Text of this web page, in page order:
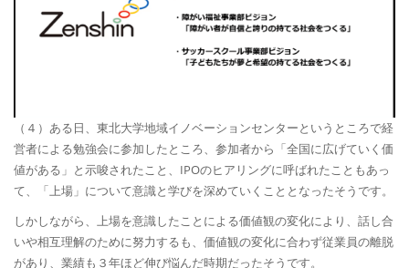
（４）ある日、東北大学地域イノベーションセンターというところで経
営者による勉強会に参加したところ、参加者から「全国に広げていく価
値がある」と示唆されたこと、IPOのヒアリングに呼ばれたこともあっ
て、「上場」について意識と学びを深めていくこととなったそうです。
しかしながら、上場を意識したことによる価値観の変化により、話し合
いや相互理解のために努力するも、価値観の変化に合わず従業員の離脱
があり、業績も３年ほど伸び悩んだ時期だったそうです。